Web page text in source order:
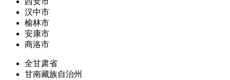
汉中市
榆林市
安康市
商洛市
全甘肃省
甘南藏族自治州